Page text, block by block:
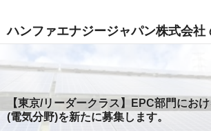
ハンファエナジージャパン株式会社
【東京/リーダークラス】EPC部門にお
(電気分野)を新たに募集します。